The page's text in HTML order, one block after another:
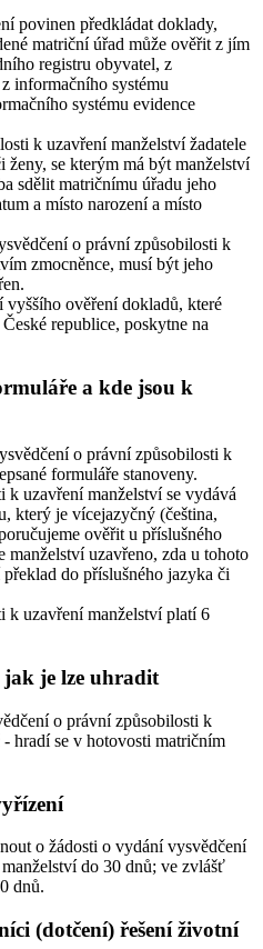
povinen předkládat doklady,
matriční úřad může ověřit z jím
registru obyvatel, z
informačního systému
systému evidence
k uzavření manželství žadatele
ženy, se kterým má být manželství
sdělit matričnímu úřadu jeho
a místo narození a místo
o právní způsobilosti k
zmocněnce, musí být jeho
vyššího ověření dokladů, které
republice, poskytne na
a kde jsou k
o právní způsobilosti k
formuláře stanoveny.
uzavření manželství se vydává
který je vícejazyčný (čeština,
ověřit u příslušného
manželství uzavřeno, zda u tohoto
do příslušného jazyka či
k uzavření manželství platí 6
je lze uhradit
o právní způsobilosti k
hradí se v hotovosti matričním
o žádosti o vydání vysvědčení
do 30 dnů; ve zvlášť
dnů.
(dotčení) řešení životní